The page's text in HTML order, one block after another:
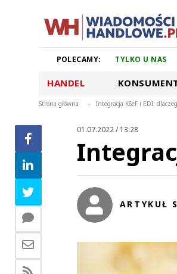
POLECAMY: TYLKO U NAS
HANDEL
Strona główna > Integracja KSeF i EDI:
01.07.2022 / 13:28
ARTYKUŁ